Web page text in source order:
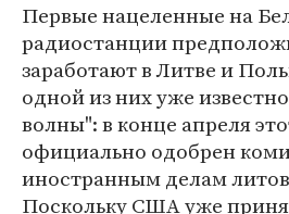
Первые нацеленные на
радиостанции
заработают в Литве и
одной из них уже
волны": в конце апреля
официально одобрен
иностранным делам
Поскольку США уже